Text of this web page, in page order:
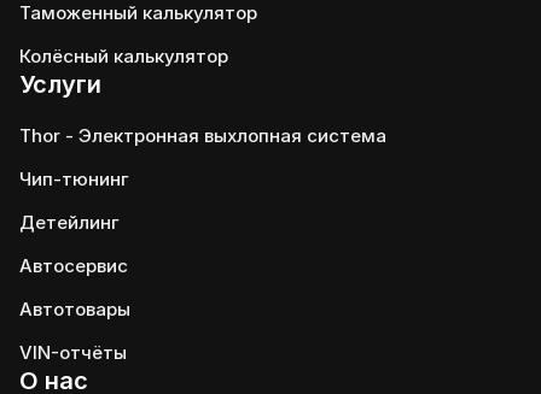
Таможенный калькулятор
Колёсный калькулятор
Услуги
Thor - Электронная выхлопная система
Чип-тюнинг
Детейлинг
Автосервис
Автотовары
VIN-отчёты
О нас